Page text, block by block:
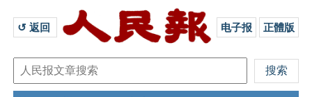
↺ 返回 电子报 正體版